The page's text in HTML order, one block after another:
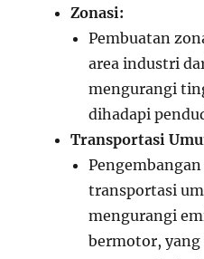
Zonasi:
Pembuatan
area industri
mengurangi
dihadapi
Transportasi
transportasi
mengurangi
bermotor,